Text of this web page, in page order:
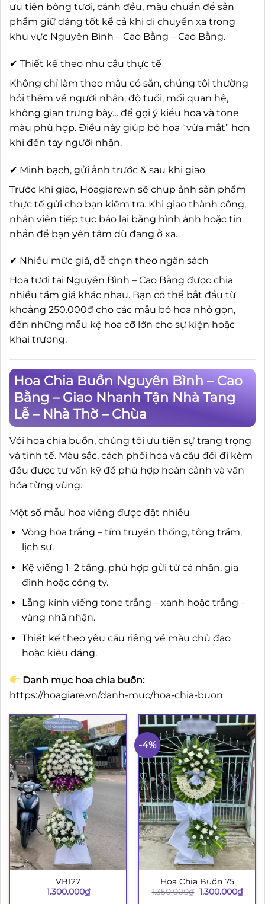
ưu tiên bông tươi, cánh đều, màu chuẩn để sản
phẩm giữ dáng tốt kể cả khi di chuyển xa trong
khu vực Nguyên Bình – Cao Bằng – Cao Bằng.
✔ Thiết kế theo nhu cầu thực tế
Không chỉ làm theo mẫu có sẵn, chúng tôi thường
hỏi thêm về người nhận, độ tuổi, mối quan hệ,
không gian trưng bày… để gợi ý kiểu hoa và tone
màu phù hợp. Điều này giúp bó hoa “vừa mắt” hơn
khi đến tay người nhận.
✔ Minh bạch, gửi ảnh trước & sau khi giao
Trước khi giao, Hoagiare.vn sẽ chụp ảnh sản phẩm
thực tế gửi cho bạn kiểm tra. Khi giao thành công,
nhân viên tiếp tục báo lại bằng hình ảnh hoặc tin
nhắn để bạn yên tâm dù đang ở xa.
✔ Nhiều mức giá, dễ chọn theo ngân sách
Hoa tươi tại Nguyên Bình – Cao Bằng được chia
nhiều tầm giá khác nhau. Bạn có thể bắt đầu từ
khoảng 250.000đ cho các mẫu bó hoa nhỏ gọn,
đến những mẫu kệ hoa cỡ lớn cho sự kiện hoặc
khai trương.
Hoa Chia Buồn Nguyên Bình – Cao
Bằng – Giao Nhanh Tận Nhà Tang
Lễ – Nhà Thờ – Chùa
Với hoa chia buồn, chúng tôi ưu tiên sự trang trọng
và tinh tế. Màu sắc, cách phối hoa và câu đối đi kèm
đều được tư vấn kỹ để phù hợp hoàn cảnh và văn
hóa từng vùng.
Một số mẫu hoa viếng được đặt nhiều
Vòng hoa trắng – tím truyền thống, tông trầm,
lịch sự.
Kệ viếng 1–2 tầng, phù hợp gửi từ cá nhân, gia
đình hoặc công ty.
Lẵng kính viếng tone trắng – xanh hoặc trắng –
vàng nhã nhặn.
Thiết kế theo yêu cầu riêng về màu chủ đạo
hoặc kiểu dáng.
Danh mục hoa chia buồn:
https://hoagiare.vn/danh-muc/hoa-chia-buon
VB127
1.300.000₫
-4%
Hoa Chia Buồn 75
1.350.000₫ Giá
1.300.000₫Giá
hiện